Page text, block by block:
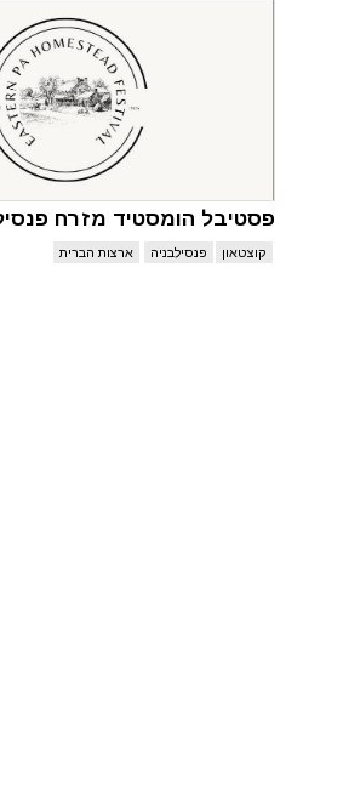
פסטיבל הומסטיד מזרח
קוצטאון פנסילבניה ארצות הברית